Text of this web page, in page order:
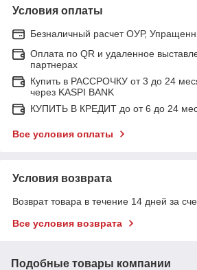
Условия оплаты
Безналичный расчет ОУР,
Оплата по QR и удаленное
партнерах
Купить в РАССРОЧКУ от 3 до 24
через KASPI BANK
КУПИТЬ В КРЕДИТ до от 6 до 24
Все условия оплаты
Условия возврата
Возврат товара в течение 14 дней за
Все условия возврата
Подобные товары компании